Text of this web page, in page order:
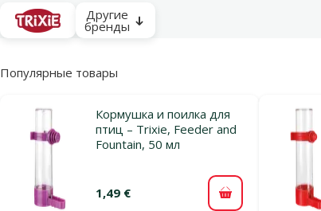
Другие
бренды
Популярные товары
Кормушка и поилка для
птиц – Trixie, Feeder and
Fountain, 50 мл
1,49 € В корзину